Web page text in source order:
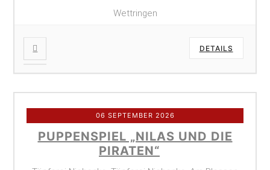
Wettringen
DETAILS
06 SEPTEMBER 2026
PUPPENSPIEL „NILAS UND DIE
PIRATEN“